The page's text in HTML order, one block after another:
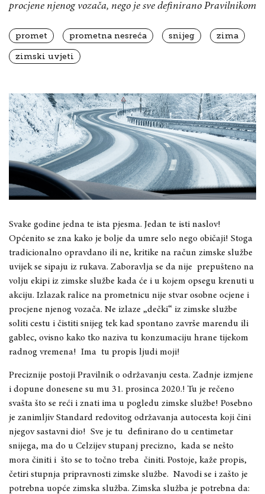
procjene njenog vozača, nego je sve definirano Pravilnikom
promet prometna nesreća snijeg zima
zimski uvjeti
Svake godine jedna te ista pjesma. Jedan te isti naslov!
Općenito se zna kako je bolje da umre selo nego običaji! Stoga
tradicionalno opravdano ili ne, kritike na račun zimske službe
uvijek se sipaju iz rukava. Zaboravlja se da nije prepušteno na
volju ekipi iz zimske službe kada će i u kojem opsegu krenuti u
akciju. Izlazak ralice na prometnicu nije stvar osobne ocjene i
procjene njenog vozača. Ne izlaze „dečki“ iz zimske službe
soliti cestu i čistiti snijeg tek kad spontano završe marendu ili
gablec, ovisno kako tko naziva tu konzumaciju hrane tijekom
radnog vremena! Ima tu propis ljudi moji!
Preciznije postoji Pravilnik o održavanju cesta. Zadnje izmjene
i dopune donesene su mu 31. prosinca 2020.! Tu je rečeno
svašta što se reći i znati ima u pogledu zimske službe! Posebno
je zanimljiv Standard redovitog održavanja autocesta koji čini
njegov sastavni dio! Sve je tu definirano do u centimetar
snijega, ma do u Celzijev stupanj precizno, kada se nešto
mora činiti i što se to točno treba činiti. Postoje, kaže propis,
četiri stupnja pripravnosti zimske službe. Navodi se i zašto je
potrebna uopće zimska služba. Zimska služba je potrebna da: